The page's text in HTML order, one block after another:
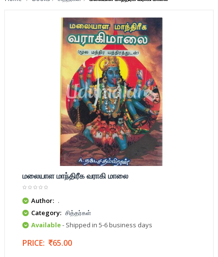
மலையாள மாந்திரீக வராகி மாலை
Author: .
Category: சித்தர்கள்
Available- Shipped in 5-6 business days
PRICE: 65.00